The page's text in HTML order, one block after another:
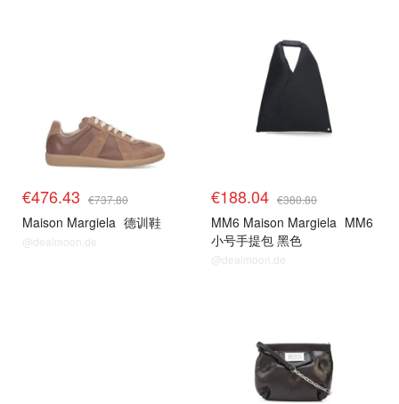
€476.43 €737.80
Maison Margiela 德训鞋
@dealmoon.de
€188.04 €380.80
MM6 Maison Margiela MM6
小号手提包 黑色
@dealmoon.de